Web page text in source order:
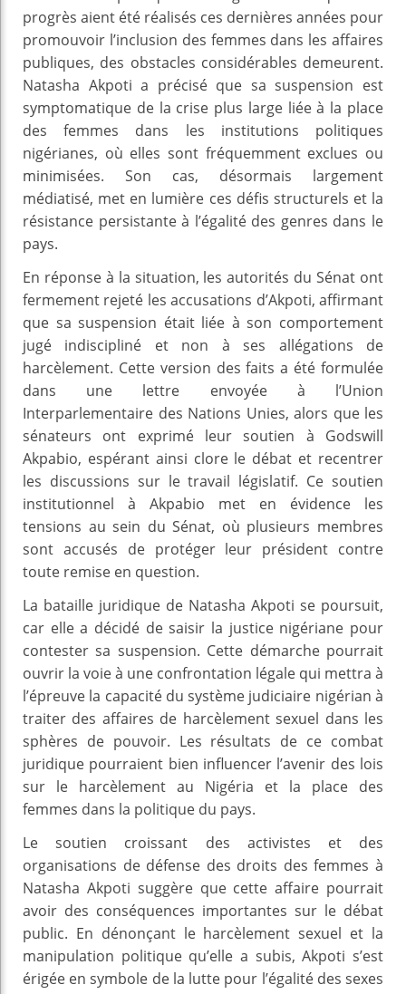
progrès aient été réalisés ces dernières années pour
promouvoir l’inclusion des femmes dans les affaires
publiques, des obstacles considérables demeurent.
Natasha Akpoti a précisé que sa suspension est
symptomatique de la crise plus large liée à la place
des femmes dans les institutions politiques
nigérianes, où elles sont fréquemment exclues ou
minimisées. Son cas, désormais largement
médiatisé, met en lumière ces défis structurels et la
résistance persistante à l’égalité des genres dans le
pays.
En réponse à la situation, les autorités du Sénat ont
fermement rejeté les accusations d’Akpoti, affirmant
que sa suspension était liée à son comportement
jugé indiscipliné et non à ses allégations de
harcèlement. Cette version des faits a été formulée
dans une lettre envoyée à l’Union
Interparlementaire des Nations Unies, alors que les
sénateurs ont exprimé leur soutien à Godswill
Akpabio, espérant ainsi clore le débat et recentrer
les discussions sur le travail législatif. Ce soutien
institutionnel à Akpabio met en évidence les
tensions au sein du Sénat, où plusieurs membres
sont accusés de protéger leur président contre
toute remise en question.
La bataille juridique de Natasha Akpoti se poursuit,
car elle a décidé de saisir la justice nigériane pour
contester sa suspension. Cette démarche pourrait
ouvrir la voie à une confrontation légale qui mettra à
l’épreuve la capacité du système judiciaire nigérian à
traiter des affaires de harcèlement sexuel dans les
sphères de pouvoir. Les résultats de ce combat
juridique pourraient bien influencer l’avenir des lois
sur le harcèlement au Nigéria et la place des
femmes dans la politique du pays.
Le soutien croissant des activistes et des
organisations de défense des droits des femmes à
Natasha Akpoti suggère que cette affaire pourrait
avoir des conséquences importantes sur le débat
public. En dénonçant le harcèlement sexuel et la
manipulation politique qu’elle a subis, Akpoti s’est
érigée en symbole de la lutte pour l’égalité des sexes